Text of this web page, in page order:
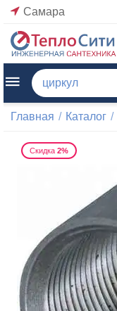
Самара
Главная / Каталог /
Скидка 2%